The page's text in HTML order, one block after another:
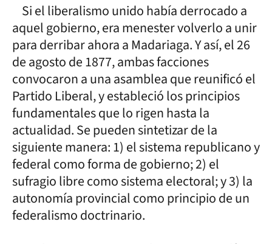
Si el liberalismo unido había derrocado a
aquel gobierno, era menester volverlo a unir
para derribar ahora a Madariaga. Y así, el 26
de agosto de 1877, ambas facciones
convocaron a una asamblea que reunificó el
Partido Liberal, y estableció los principios
fundamentales que lo rigen hasta la
actualidad. Se pueden sintetizar de la
siguiente manera: 1) el sistema republicano y
federal como forma de gobierno; 2) el
sufragio libre como sistema electoral; y 3) la
autonomía provincial como principio de un
federalismo doctrinario.